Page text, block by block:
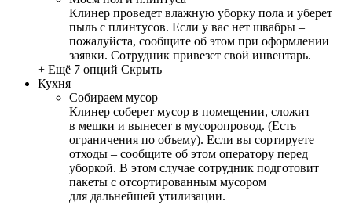
Клинер проведет влажную уборку пола и уберет
пыль с плинтусов. Если у вас нет швабры –
пожалуйста, сообщите об этом при оформлении
заявки. Сотрудник привезет свой инвентарь.
+ Ещё 7 опций Скрыть
Кухня
Собираем мусор
Клинер соберет мусор в помещении, сложит
в мешки и вынесет в мусоропровод. (Есть
ограничения по объему). Если вы сортируете
отходы – сообщите об этом оператору перед
уборкой. В этом случае сотрудник подготовит
пакеты с отсортированным мусором
для дальнейшей утилизации.